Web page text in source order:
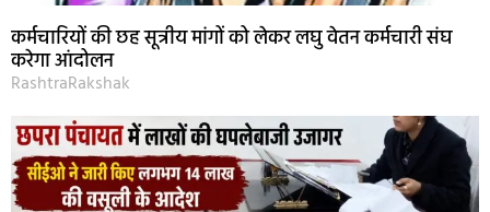
कर्मचारियों की छह सूत्रीय मांगों को लेकर लघु वेतन कर्मचारी संघ
करेगा आंदोलन
RashtraRakshak